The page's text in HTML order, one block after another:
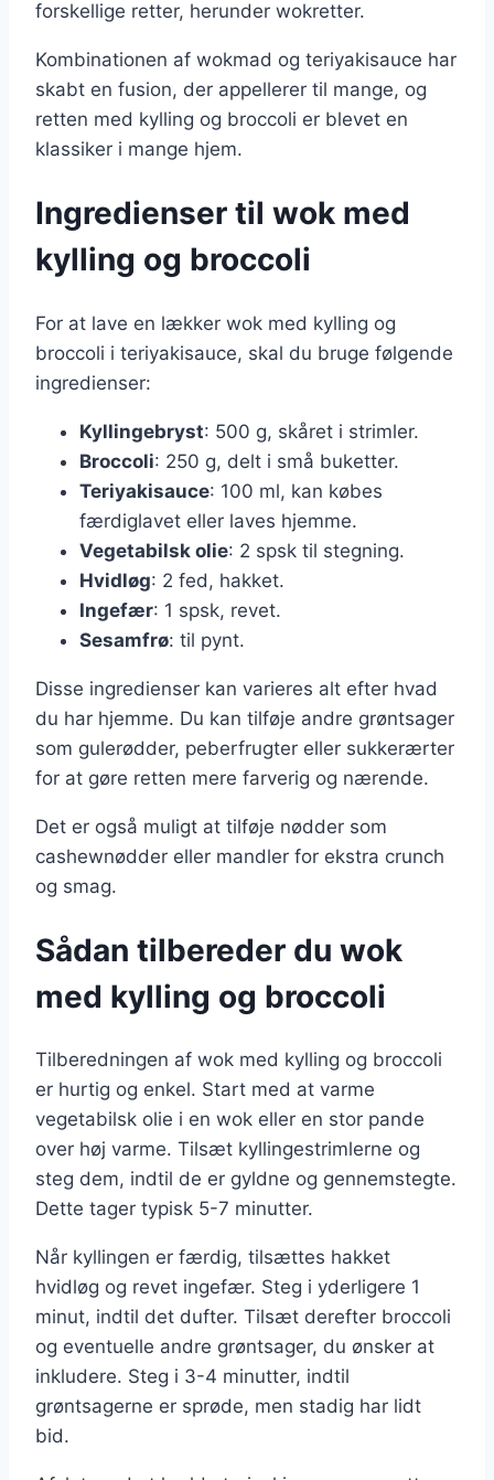
forskellige retter, herunder wokretter.
Kombinationen af wokmad og teriyakisauce har
skabt en fusion, der appellerer til mange, og
retten med kylling og broccoli er blevet en
klassiker i mange hjem.
Ingredienser til wok med
kylling og broccoli
For at lave en lækker wok med kylling og
broccoli i teriyakisauce, skal du bruge følgende
ingredienser:
Kyllingebryst: 500 g, skåret i strimler.
Broccoli: 250 g, delt i små buketter.
Teriyakisauce: 100 ml, kan købes
færdiglavet eller laves hjemme.
Vegetabilsk olie: 2 spsk til stegning.
Hvidløg: 2 fed, hakket.
Ingefær: 1 spsk, revet.
Sesamfrø: til pynt.
Disse ingredienser kan varieres alt efter hvad
du har hjemme. Du kan tilføje andre grøntsager
som gulerødder, peberfrugter eller sukkerærter
for at gøre retten mere farverig og nærende.
Det er også muligt at tilføje nødder som
cashewnødder eller mandler for ekstra crunch
og smag.
Sådan tilbereder du wok
med kylling og broccoli
Tilberedningen af wok med kylling og broccoli
er hurtig og enkel. Start med at varme
vegetabilsk olie i en wok eller en stor pande
over høj varme. Tilsæt kyllingestrimlerne og
steg dem, indtil de er gyldne og gennemstegte.
Dette tager typisk 5-7 minutter.
Når kyllingen er færdig, tilsættes hakket
hvidløg og revet ingefær. Steg i yderligere 1
minut, indtil det dufter. Tilsæt derefter broccoli
og eventuelle andre grøntsager, du ønsker at
inkludere. Steg i 3-4 minutter, indtil
grøntsagerne er sprøde, men stadig har lidt
bid.